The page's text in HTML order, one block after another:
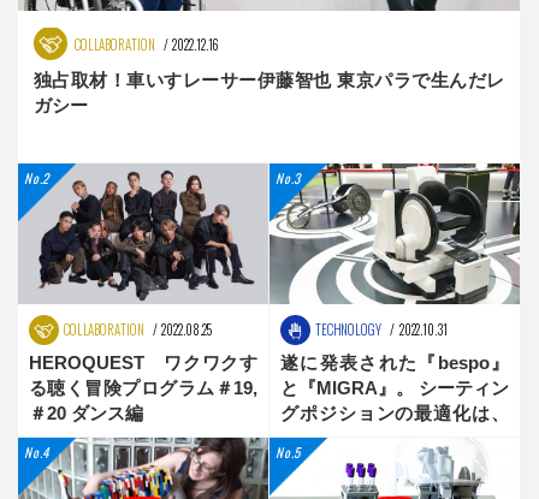
COLLABORATION 2022.12.16
独占取材！車いすレーサー伊藤智也 東京パラで生んだレ
ガシー
COLLABORATION 2022.08.25
HEROQUEST ワクワクす
る聴く冒険プログラム＃19,
＃20 ダンス編
TECHNOLOGY 2022.10.31
遂に発表された『bespo』
と『MIGRA』。 シーティン
グポジションの最適化は、
新時代へ